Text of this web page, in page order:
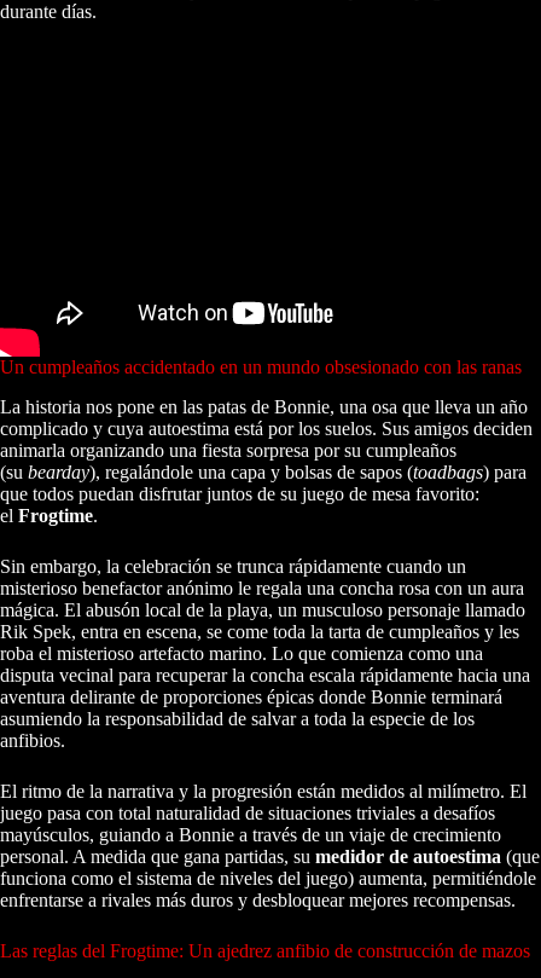
durante días.
Un cumpleaños accidentado en un mundo obsesionado con las ranas
La historia nos pone en las patas de Bonnie, una osa que lleva un año
complicado y cuya autoestima está por los suelos. Sus amigos deciden
animarla organizando una fiesta sorpresa por su cumpleaños
(su bearday), regalándole una capa y bolsas de sapos (toadbags) para
que todos puedan disfrutar juntos de su juego de mesa favorito:
el Frogtime.
Sin embargo, la celebración se trunca rápidamente cuando un
misterioso benefactor anónimo le regala una concha rosa con un aura
mágica. El abusón local de la playa, un musculoso personaje llamado
Rik Spek, entra en escena, se come toda la tarta de cumpleaños y les
roba el misterioso artefacto marino. Lo que comienza como una
disputa vecinal para recuperar la concha escala rápidamente hacia una
aventura delirante de proporciones épicas donde Bonnie terminará
asumiendo la responsabilidad de salvar a toda la especie de los
anfibios.
El ritmo de la narrativa y la progresión están medidos al milímetro. El
juego pasa con total naturalidad de situaciones triviales a desafíos
mayúsculos, guiando a Bonnie a través de un viaje de crecimiento
personal. A medida que gana partidas, su medidor de autoestima (que
funciona como el sistema de niveles del juego) aumenta, permitiéndole
enfrentarse a rivales más duros y desbloquear mejores recompensas.
Las reglas del Frogtime: Un ajedrez anfibio de construcción de mazos